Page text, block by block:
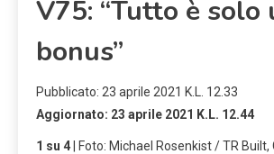
V75: “Tutto è solo
bonus”
Pubblicato: 23 aprile 2021 K.L. 12.33
Aggiornato: 23 aprile 2021 K.L. 12.44
1 su 4 | Foto: Michael Rosenkist / TR Built,